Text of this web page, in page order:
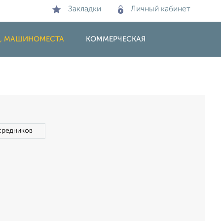
Закладки Личный кабинет
МАШИНОМЕСТА КОММЕРЧЕСКАЯ